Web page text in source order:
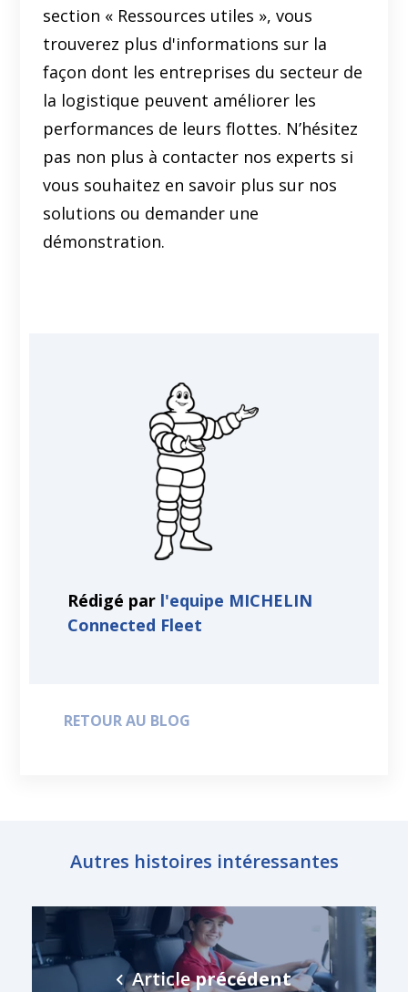
section « Ressources utiles », vous
trouverez plus d'informations sur la
façon dont les entreprises du secteur de
la logistique peuvent améliorer les
performances de leurs flottes. N’hésitez
pas non plus à contacter nos experts si
vous souhaitez en savoir plus sur nos
solutions ou demander une
démonstration.
Rédigé par l'equipe MICHELIN
Connected Fleet
RETOUR AU BLOG
Autres histoires intéressantes
Articleprécédent